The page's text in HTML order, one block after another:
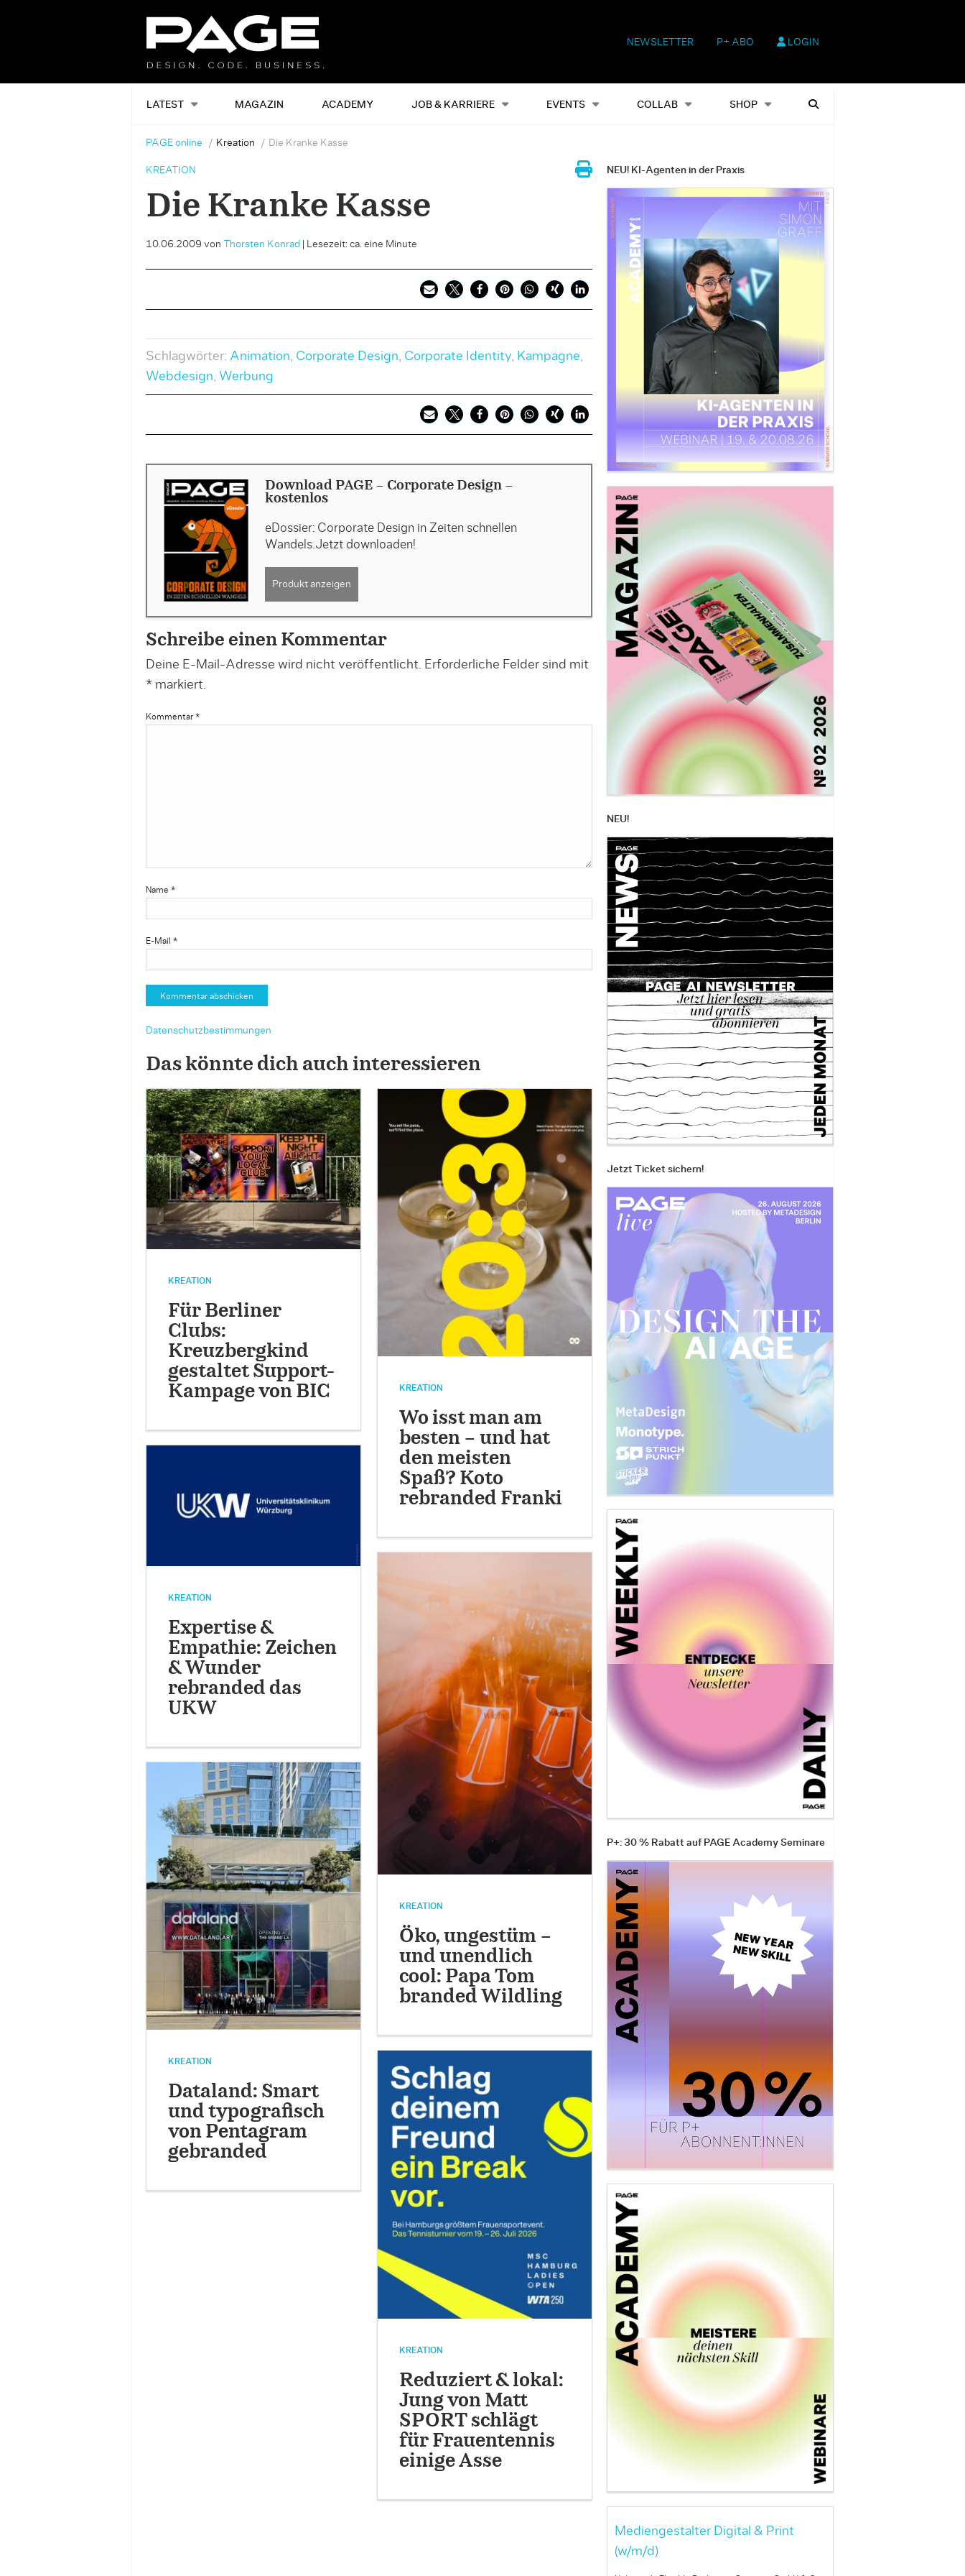
NEWSLETTER P+ ABO LOGIN
LATEST MAGAZIN ACADEMY JOB & KARRIERE EVENTS COLLAB SHOP
Alles Events Shop Heftausgaben Suchen
PAGE online Kreation Die Kranke Kasse
KREATION
Die Kranke Kasse
10.06.2009 von Thorsten Konrad Lesezeit: ca. eine Minute
Schlagwörter: Animation, Corporate Design, Corporate Identity, Kampagne,
Webdesign, Werbung
Download PAGE - Corporate Design -
kostenlos
eDossier: Corporate Design in Zeiten schnellen
Wandels.Jetzt downloaden!
Produkt anzeigen
Schreibe einen Kommentar
Deine E-Mail-Adresse wird nicht veröffentlicht. Erforderliche Felder sind mit
*markiert.
Kommentar *
Name *
E-Mail *
Datenschutzbestimmungen
Das könnte dich auch interessieren
KREATION
Für Berliner
Clubs:
Kreuzbergkind
gestaltet Support-
Kampage von BIC
KREATION
Wo isst man am
besten – und hat
den meisten
Spaß? Koto
rebranded Franki
KREATION
Expertise &
Empathie: Zeichen
& Wunder
rebranded das
UKW
KREATION
Öko, ungestüm –
und unendlich
cool: Papa Tom
branded Wildling
KREATION
Dataland: Smart
und typografisch
von Pentagram
gebranded
KREATION
Reduziert & lokal:
Jung von Matt
SPORT schlägt
für Frauentennis
einige Asse
NEU! KI-Agenten in der Praxis
NEU!
Jetzt Ticket sichern!
P+: 30 % Rabatt auf PAGE Academy Seminare
Mediengestalter Digital & Print
(w/m/d)